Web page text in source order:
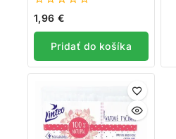
0
z
5
1,96 €
Pridať do košíka